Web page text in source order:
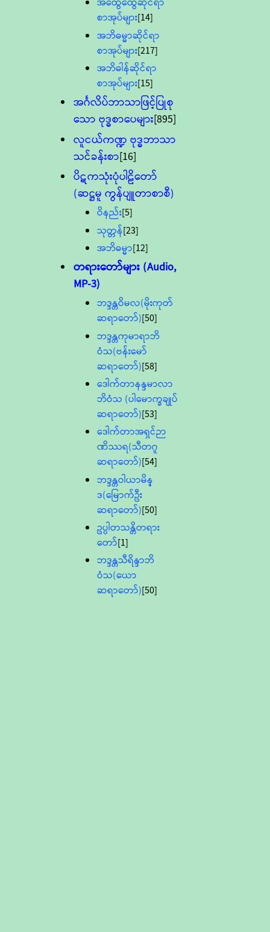
စာအုပ်များ[14]
အဘိဓမ္မာဆိုင်ရာ
စာအုပ်များ[217]
အဘိဓါန်ဆိုင်ရာ
စာအုပ်များ[15]
အင်္ဂလိပ်ဘာသာဖြင့်ပြုစု
သော ဗုဒ္ဓစာပေများ[895]
လူငယ်ကဏ္ဍ ဗုဒ္ဓဘာသာ
သင်ခန်းစာ[16]
ပိဋကသုံးပုံပါဠိတော်
(ဆဋ္ဌမူ ကွန်ပျူတာစာစီ)
ဝိနည်း[5]
သုတ္တန်[23]
အဘိဓမ္မာ[12]
တရားတော်များ (Audio,
MP-3)
ဘဒ္ဒန္တဝိမလ(မိုးကုတ်
ဆရာတော်)[50]
ဘဒ္ဒန္တကုမာရာဘိ
ဝံသ(ဗန်းမော်
ဆရာတော်)[58]
ဒေါက်တာနန္ဒမာလာ
ဘိဝံသ (ပါမောက္ခချုပ်
ဆရာတော်)[53]
ဒေါက်တာအရှင်ဉာ
ဏိဿရ(သီတဂူ
ဆရာတော်)[54]
ဘဒ္ဒန္တဝါယာမိန္
ဒ(မြောက်ဦး
ဆရာတော်)[50]
ဥပ္ပါတသန္တိတရား
တော်[1]
ဘဒ္ဒန္တသီရိန္ဒာဘိ
ဝံသ(ယော
ဆရာတော်)[50]